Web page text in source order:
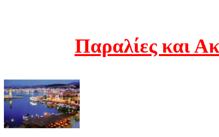
Παραλίες και